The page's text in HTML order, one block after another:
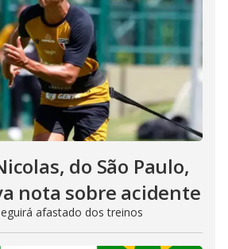
do São Paulo,
nota sobre acidente
afastado dos treinos